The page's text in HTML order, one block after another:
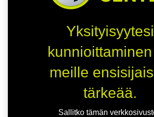
Yksityisyytesi
meille
tärkeää.
Sallitko tämän